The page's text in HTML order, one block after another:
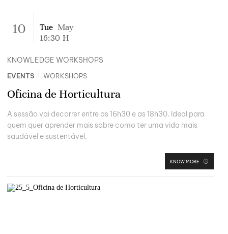
10 Tue May
16:30 H
EVENTS WORKSHOPS
Oficina de Horticultura
A sessão vai decorrer entre as 16h30 e as 18h30. Ideal para
quem quer aprender mais sobre como ter uma vida mais
saudável e sustentável.
KNOW MORE
KNOWLEDGE WORKSHOPS